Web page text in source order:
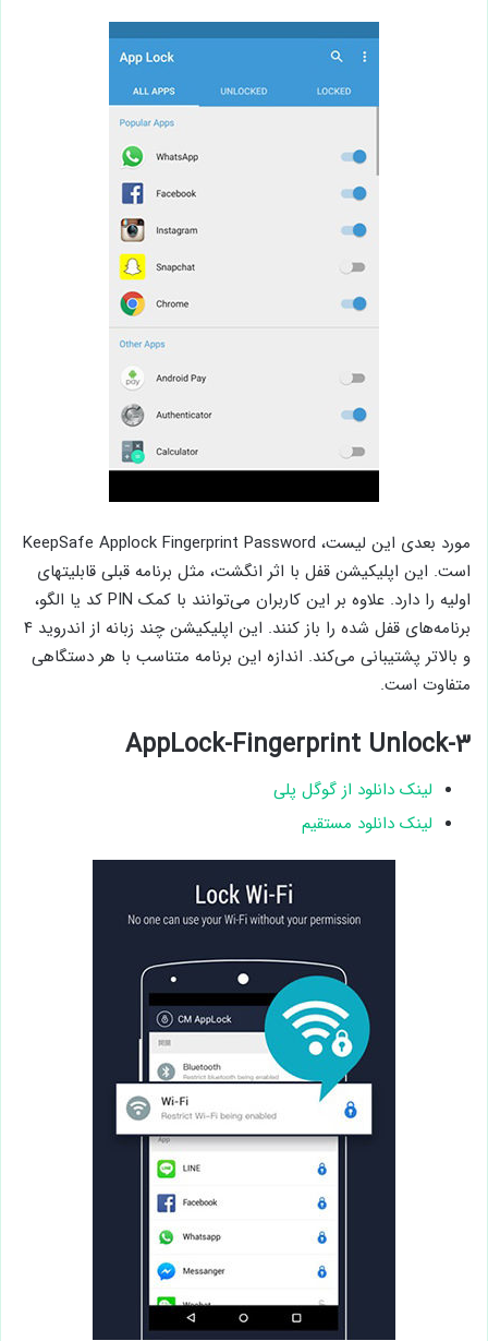
مورد بعدی این لیست، KeepSafe Applock Fingerprint Password
است. این اپلیکیشن قفل با اثر انگشت، مثل برنامه‌ قبلی قابلیتهای
اولیه را دارد. علاوه بر این کاربران می‌توانند با کمک PIN کد یا الگو،
برنامه‌های قفل شده را باز کنند. این اپلیکیشن چند زبانه از اندروید ۴
و بالاتر پشتیبانی می‌کند. اندازه این برنامه متناسب با هر دستگاهی
متفاوت است.
۳-AppLock-Fingerprint Unlock
لینک دانلود از گوگل پلی
لینک دانلود مستقیم